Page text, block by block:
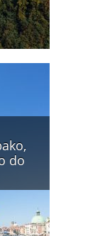
do